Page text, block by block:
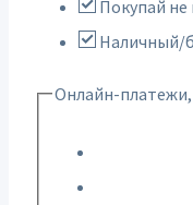
Покупай не
Наличный/
Онлайн-